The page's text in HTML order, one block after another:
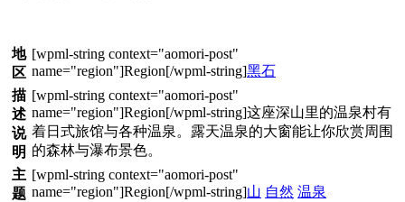
地
区
黑石
描
述
说
明
这座深山里的温泉村有
着日式旅馆与各种温泉。露天温泉的大窗能让你欣赏周围
的森林与瀑布景色。
主
题
山 自然 温泉